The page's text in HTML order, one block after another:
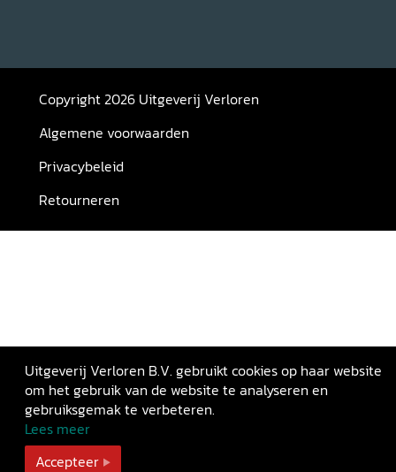
Copyright 2026 Uitgeverij Verloren
Algemene voorwaarden
Privacybeleid
Retourneren
Uitgeverij Verloren B.V. gebruikt cookies op haar website
om het gebruik van de website te analyseren en
gebruiksgemak te verbeteren.
Lees meer
Accepteer